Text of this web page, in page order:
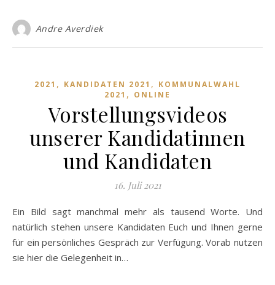
Andre Averdiek
2021 , KANDIDATEN 2021 , KOMMUNALWAHL
2021 , ONLINE
Vorstellungsvideos
unserer Kandidatinnen
und Kandidaten
16. Juli 2021
Ein Bild sagt manchmal mehr als tausend Worte. Und
natürlich stehen unsere Kandidaten Euch und Ihnen gerne
für ein persönliches Gespräch zur Verfügung. Vorab nutzen
sie hier die Gelegenheit in…